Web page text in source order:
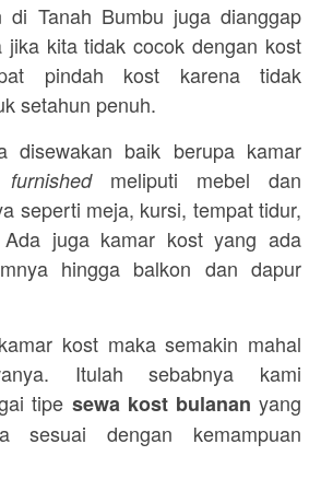
di Tanah Bumbu juga dianggap
jika kita tidak cocok dengan kost
pindah kost karena tidak
setahun penuh.
disewakan baik berupa kamar
meliputi mebel dan
seperti meja, kursi, tempat tidur,
juga kamar kost yang ada
hingga balkon dan dapur
kost maka semakin mahal
Itulah sebabnya kami
tipe sewa kost bulanan yang
sesuai dengan kemampuan